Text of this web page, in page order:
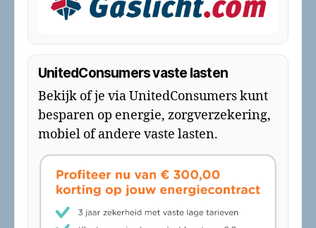
UnitedConsumers vaste lasten
Bekijk of je via UnitedConsumers kunt
besparen op energie, zorgverzekering,
mobiel of andere vaste lasten.